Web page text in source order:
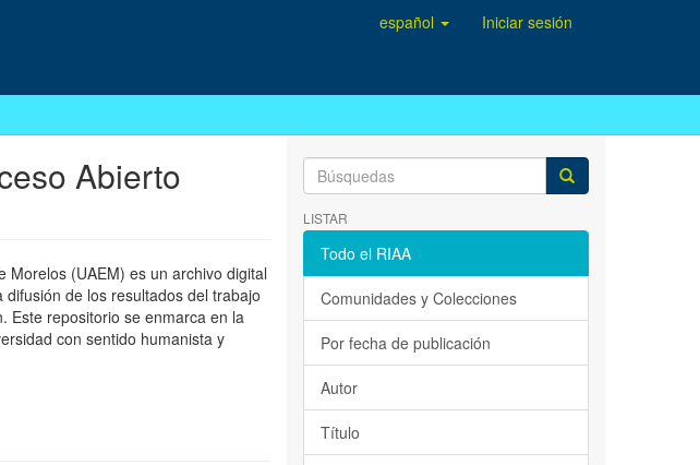
español Iniciar sesión
Abierto
Morelos (UAEM) es un archivo digital
de los resultados del trabajo
Este repositorio se enmarca en la
con sentido humanista y
LISTAR
Todo el RIAA
Comunidades y Colecciones
Por fecha de publicación
Autor
Título